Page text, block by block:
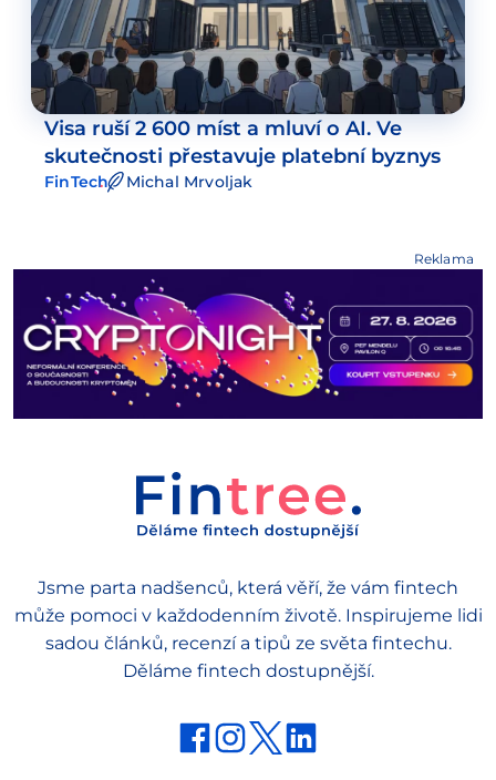
Visa ruší 2 600 míst a mluví o AI. Ve
skutečnosti přestavuje platební byznys
FinTech Michal Mrvoljak
Reklama
Jsme parta nadšenců, která věří, že vám fintech
může pomoci v každodenním životě. Inspirujeme lidi
sadou článků, recenzí a tipů ze světa fintechu.
Děláme fintech dostupnější.